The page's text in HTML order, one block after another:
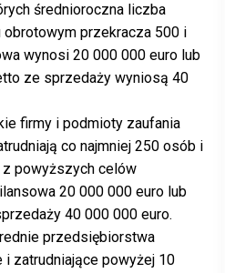
średnioroczna liczba
obrotowym przekracza 500 i
wynosi 20 000 000 euro lub
ze sprzedaży wyniosą 40
firmy i podmioty zaufania
co najmniej 250 osób i
z powyższych celów
20 000 000 euro lub
40 000 000 euro.
przedsiębiorstwa
i zatrudniające powyżej 10